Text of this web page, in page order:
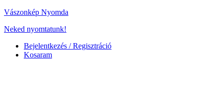
Vászonkép Nyomda
Neked nyomtatunk!
Bejelentkezés / Regisztráció
Kosaram